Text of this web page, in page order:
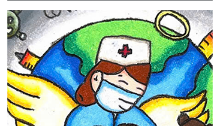
Nghiên cứu Phát triển Xã
hội_ISDS)